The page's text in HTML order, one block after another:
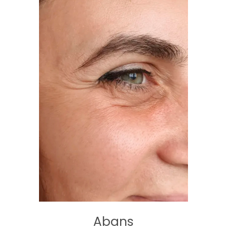
Abans